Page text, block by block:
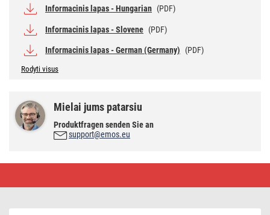
Informacinis lapas - Hungarian (PDF)
Informacinis lapas - Slovene (PDF)
Informacinis lapas - German (Germany) (PDF)
Rodyti visus
Mielai jums patarsiu
Produktfragen senden Sie an
support@emos.eu